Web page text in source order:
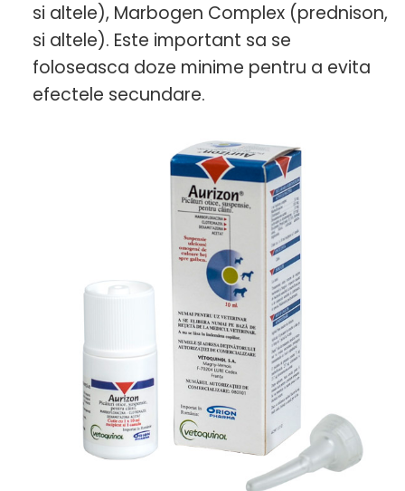
si altele), Marbogen Complex (prednison,
si altele). Este important sa se
foloseasca doze minime pentru a evita
efectele secundare.